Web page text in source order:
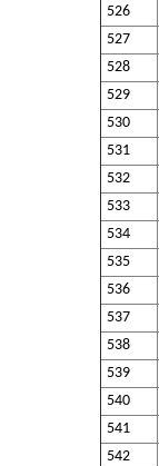
526
527
528
529
530
531
532
533
534
535
536
537
538
539
540
541
542